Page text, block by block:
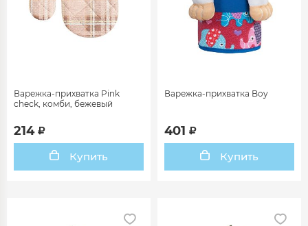
Варежка-прихватка Pink
check, комби, бежевый
214
Купить
Варежка-прихватка Boy
401
Купить